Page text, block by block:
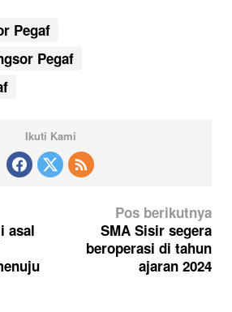
Pegaf
Pegaf
Ikuti Kami
asal
Pos berikutnya
SMA Sisir segera
beroperasi di tahun
ajaran 2024